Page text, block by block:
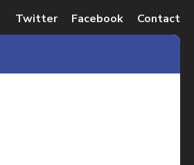
Twitter Facebook Contact